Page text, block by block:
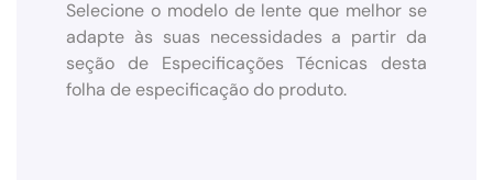
Selecione o modelo de lente que melhor se
adapte às suas necessidades a partir da
seção de Especificações Técnicas desta
folha de especificação do produto.